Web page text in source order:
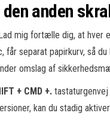
anden
mig fortælle dig, at hver
får separat papirkurv, så
omslag af
+ CMD +.
kan du stadig